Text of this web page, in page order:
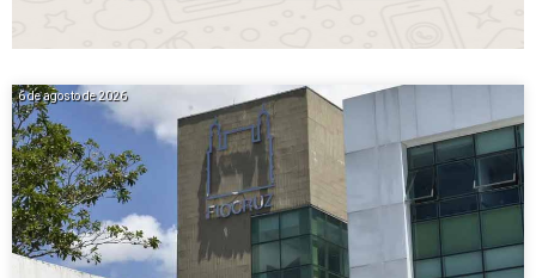
6 de agosto de 2026